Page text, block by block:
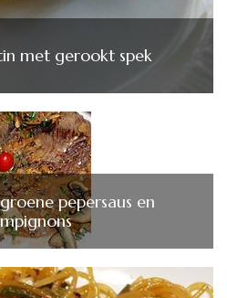
met gerookt spek
pepersaus en